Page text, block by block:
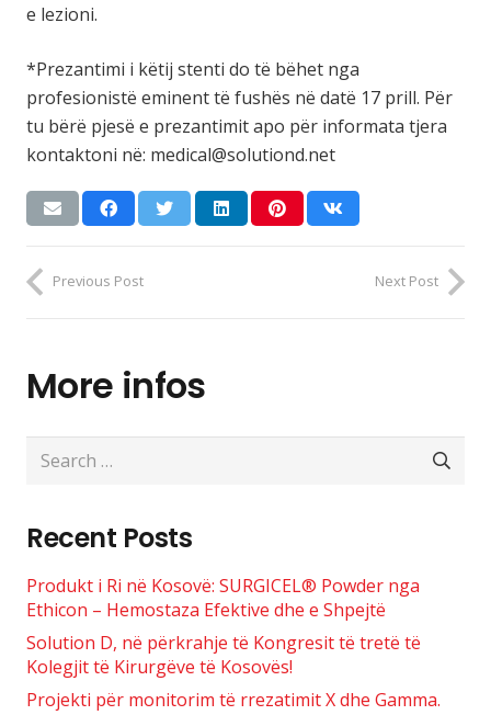
e lezioni.
*Prezantimi i këtij stenti do të bëhet nga
profesionistë eminent të fushës në datë 17 prill. Për
tu bërë pjesë e prezantimit apo për informata tjera
kontaktoni në: medical@solutiond.net
Previous Post Next Post
More infos
Search
Recent Posts
Produkt i Ri në Kosovë: SURGICEL® Powder nga
Ethicon – Hemostaza Efektive dhe e Shpejtë
Solution D, në përkrahje të Kongresit të tretë të
Kolegjit të Kirurgëve të Kosovës!
Projekti për monitorim të rrezatimit X dhe Gamma.